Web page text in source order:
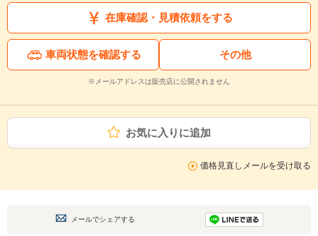
在庫確認・見積依頼をする
車両状態を確認する その他
※メールアドレスは販売店に公開されません
お気に入りに追加
価格見直しメールを受け取る
メールでシェアする